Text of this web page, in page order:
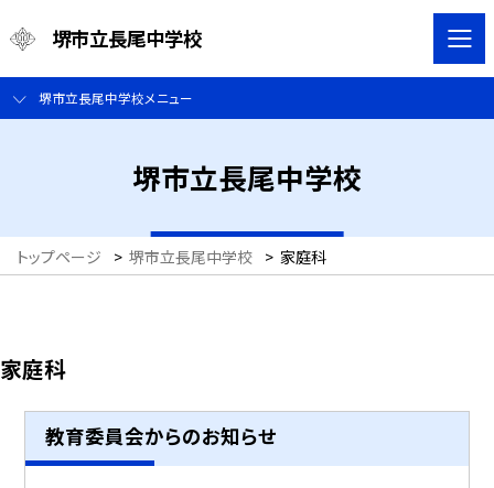
堺市立長尾中学校
堺市立長尾中学校メニュー
堺市立長尾中学校
トップページ > 堺市立長尾中学校 > 家庭科
家庭科
教育委員会からのお知らせ